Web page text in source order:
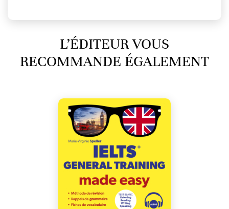
L’ÉDITEUR VOUS
RECOMMANDE ÉGALEMENT